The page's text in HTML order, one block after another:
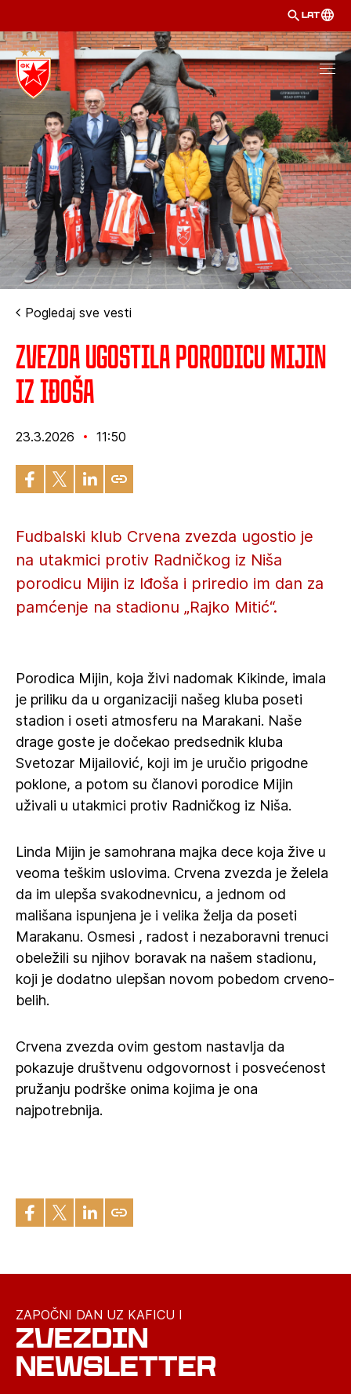
LAT
Pogledaj sve vesti
Zvezda ugostila porodicu Mijin
iz Iđoša
23.3.2026 11:50
Fudbalski klub Crvena zvezda ugostio je
na utakmici protiv Radničkog iz Niša
porodicu Mijin iz Iđoša i priredio im dan za
pamćenje na stadionu „Rajko Mitić“.
Porodica Mijin, koja živi nadomak Kikinde, imala
je priliku da u organizaciji našeg kluba poseti
stadion i oseti atmosferu na Marakani. Naše
drage goste je dočekao predsednik kluba
Svetozar Mijailović, koji im je uručio prigodne
poklone, a potom su članovi porodice Mijin
uživali u utakmici protiv Radničkog iz Niša.
Linda Mijin je samohrana majka dece koja žive u
veoma teškim uslovima. Crvena zvezda je želela
da im ulepša svakodnevnicu, a jednom od
mališana ispunjena je i velika želja da poseti
Marakanu. Osmesi , radost i nezaboravni trenuci
obeležili su njihov boravak na našem stadionu,
koji je dodatno ulepšan novom pobedom crveno-
belih.
Crvena zvezda ovim gestom nastavlja da
pokazuje društvenu odgovornost i posvećenost
pružanju podrške onima kojima je ona
najpotrebnija.
ZAPOČNI DAN UZ KAFICU I
ZVEZDIN
NEWSLETTER